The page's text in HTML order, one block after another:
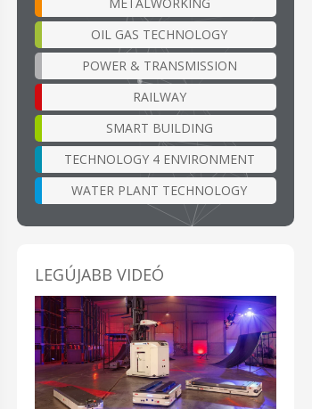
OIL GAS TECHNOLOGY
POWER & TRANSMISSION
RAILWAY
SMART BUILDING
TECHNOLOGY 4 ENVIRONMENT
WATER PLANT TECHNOLOGY
LEGÚJABB VIDEÓ